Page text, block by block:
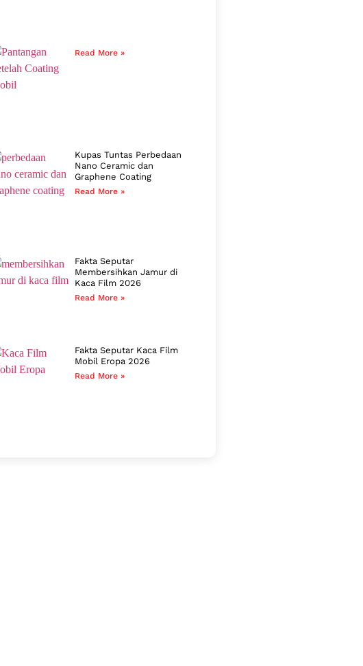
Read More »
Kupas Tuntas Perbedaan
Nano Ceramic dan
Graphene Coating
Read More »
Fakta Seputar
Membersihkan Jamur di
Kaca Film 2026
Read More »
Fakta Seputar Kaca Film
Mobil Eropa 2026
Read More »